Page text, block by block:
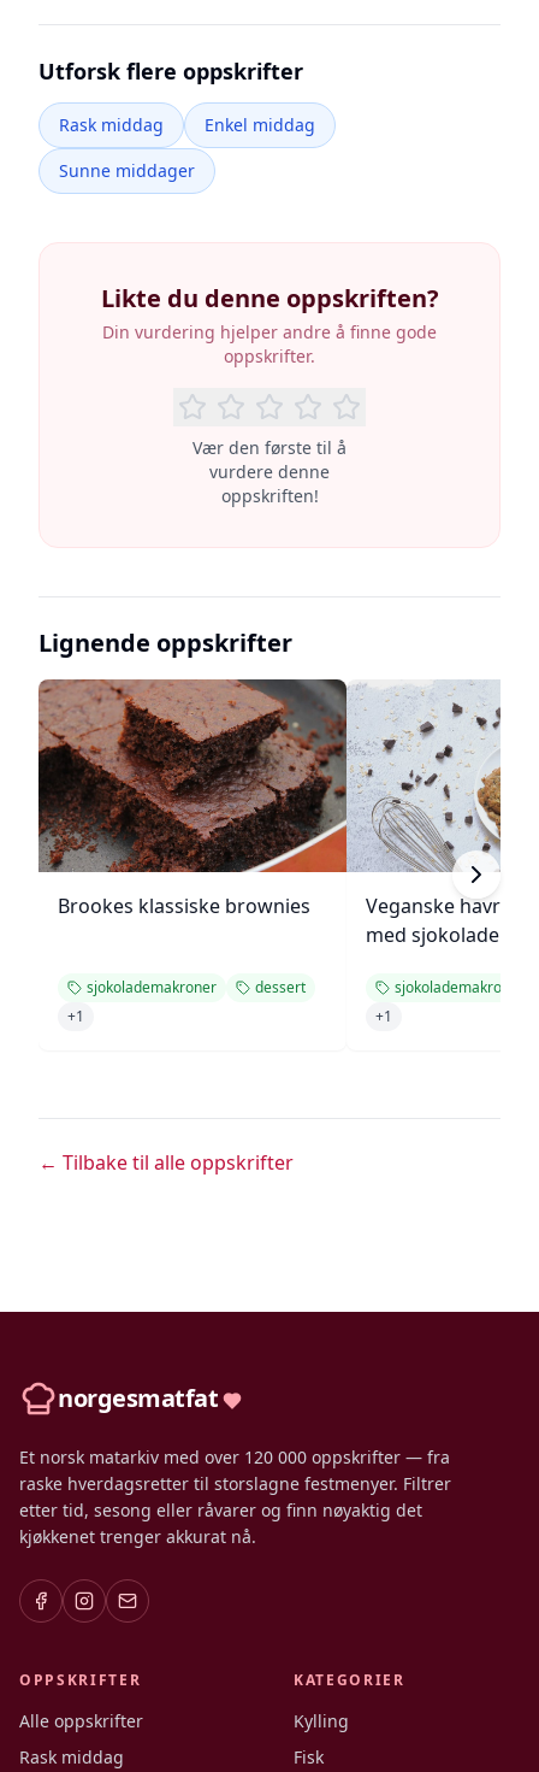
Utforsk flere oppskrifter
Rask middag
Enkel middag
Sunne middager
Likte du denne oppskriften?
Din vurdering hjelper andre å finne gode
oppskrifter.
Vær den første til å
vurdere denne
oppskriften!
Lignende oppskrifter
Brookes klassiske brownies
sjokolademakroner
dessert
+1
Veganske
med sjokolade
sjokolademakroner
+1
← Tilbake til alle oppskrifter
norgesmatfat
Et norsk matarkiv med over 120 000 oppskrifter — fra
raske hverdagsretter til storslagne festmenyer. Filtrer
etter tid, sesong eller råvarer og finn nøyaktig det
kjøkkenet trenger akkurat nå.
OPPSKRIFTER
Alle oppskrifter
Rask middag
KATEGORIER
Kylling
Fisk